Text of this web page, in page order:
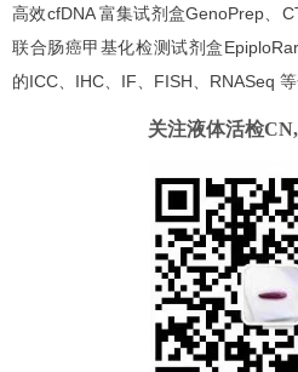
高效cfDNA 富集试剂盒GenoPrep、
联合肠癌甲基化检测试剂盒
的ICC、IHC、IF、FISH、RNASeq 等
关注液体活检CN,